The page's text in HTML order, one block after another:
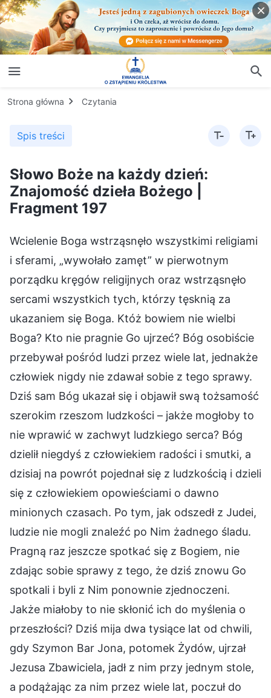
Strona główna Czytania
Spis treści
Słowo Boże na każdy dzień:
Znajomość dzieła Bożego |
Fragment 197
Wcielenie Boga wstrząsnęło wszystkimi religiami
i sferami, „wywołało zamęt” w pierwotnym
porządku kręgów religijnych oraz wstrząsnęło
sercami wszystkich tych, którzy tęsknią za
ukazaniem się Boga. Któż bowiem nie wielbi
Boga? Kto nie pragnie Go ujrzeć? Bóg osobiście
przebywał pośród ludzi przez wiele lat, jednakże
człowiek nigdy nie zdawał sobie z tego sprawy.
Dziś sam Bóg ukazał się i objawił swą tożsamość
szerokim rzeszom ludzkości – jakże mogłoby to
nie wprawić w zachwyt ludzkiego serca? Bóg
dzielił niegdyś z człowiekiem radości i smutki, a
dzisiaj na powrót pojednał się z ludzkością i dzieli
się z człowiekiem opowieściami o dawno
minionych czasach. Po tym, jak odszedł z Judei,
ludzie nie mogli znaleźć po Nim żadnego śladu.
Pragną raz jeszcze spotkać się z Bogiem, nie
zdając sobie sprawy z tego, że dziś znowu Go
spotkali i byli z Nim ponownie zjednoczeni.
Jakże miałoby to nie skłonić ich do myślenia o
przeszłości? Dziś mija dwa tysiące lat od chwili,
gdy Szymon Bar Jona, potomek Żydów, ujrzał
Jezusa Zbawiciela, jadł z nim przy jednym stole,
a podążając za nim przez wiele lat, poczuł do